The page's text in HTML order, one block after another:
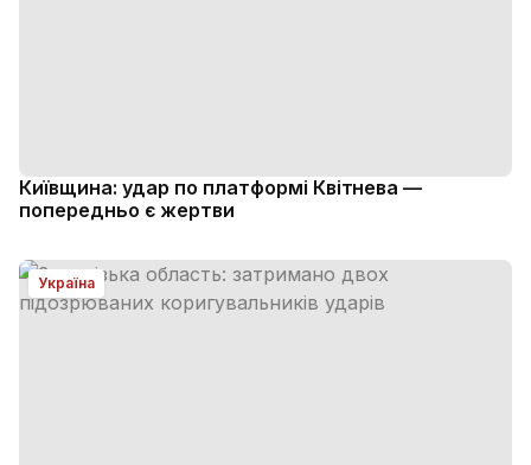
Київщина: удар по платформі Квітнева —
попередньо є жертви
Україна